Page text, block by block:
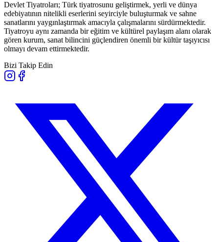
Devlet Tiyatroları; Türk tiyatrosunu geliştirmek, yerli ve dünya
edebiyatının nitelikli eserlerini seyirciyle buluşturmak ve sahne
sanatlarını yaygınlaştırmak amacıyla çalışmalarını sürdürmektedir.
Tiyatroyu aynı zamanda bir eğitim ve kültürel paylaşım alanı olarak
gören kurum, sanat bilincini güçlendiren önemli bir kültür taşıyıcısı
olmayı devam ettirmektedir.
Bizi Takip Edin